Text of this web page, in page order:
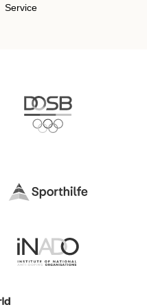
Service